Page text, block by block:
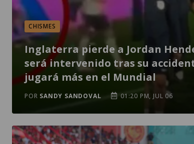
CHISMES
Inglaterra pierde a Jordan
será intervenido tras su
jugará más en el Mundial
POR SANDY SANDOVAL 01:20 PM, JUL 06